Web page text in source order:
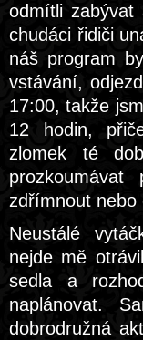
odmítli zabývat
chudáci řidiči
náš program
vstávání,
17:00, takže
12 hodin,
zlomek té
zdřímnout
Neustálé
nejde mě
sedla a
naplánovat.
dobrodružná